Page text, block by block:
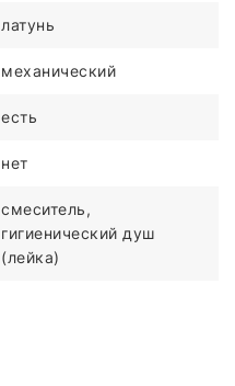
латунь
механический
есть
нет
смеситель,
гигиенический душ
(лейка)